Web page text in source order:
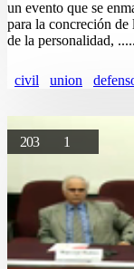
un evento que se
para la concreción de
de la personalidad,
civil union
203 1